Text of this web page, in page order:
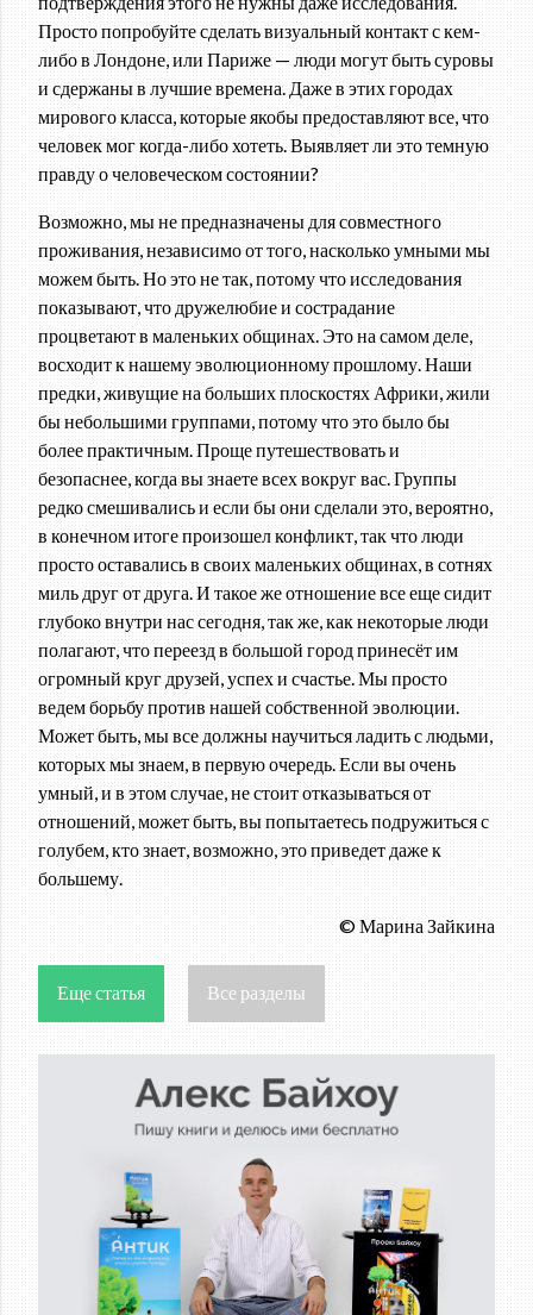
Просто попробуйте сделать визуальный контакт с кем-
либо в Лондоне, или Париже — люди могут быть суровы
и сдержаны в лучшие времена. Даже в этих городах
мирового класса, которые якобы предоставляют все, что
человек мог когда-либо хотеть. Выявляет ли это темную
правду о человеческом состоянии?
Возможно, мы не предназначены для совместного
проживания, независимо от того, насколько умными мы
можем быть. Но это не так, потому что исследования
показывают, что дружелюбие и сострадание
процветают в маленьких общинах. Это на самом деле,
восходит к нашему эволюционному прошлому. Наши
предки, живущие на больших плоскостях Африки, жили
бы небольшими группами, потому что это было бы
более практичным. Проще путешествовать и
безопаснее, когда вы знаете всех вокруг вас. Группы
редко смешивались и если бы они сделали это, вероятно,
в конечном итоге произошел конфликт, так что люди
просто оставались в своих маленьких общинах, в сотнях
миль друг от друга. И такое же отношение все еще сидит
глубоко внутри нас сегодня, так же, как некоторые люди
полагают, что переезд в большой город принесёт им
огромный круг друзей, успех и счастье. Мы просто
ведем борьбу против нашей собственной эволюции.
Может быть, мы все должны научиться ладить с людьми,
которых мы знаем, в первую очередь. Если вы очень
умный, и в этом случае, не стоит отказываться от
отношений, может быть, вы попытаетесь подружиться с
голубем, кто знает, возможно, это приведет даже к
большему.
© Марина Зайкина
Еще статья Все разделы